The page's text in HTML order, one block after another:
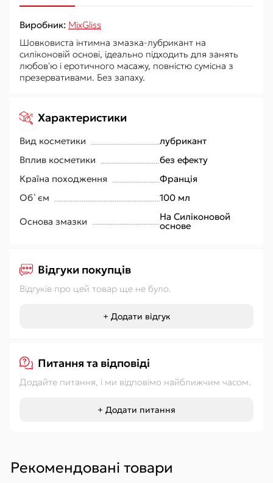
Виробник: MixGliss
Шовковиста інтимна змазка-лубрикант на
силіконовій основі, ідеально підходить для занять
любов'ю і еротичного масажу, повністю сумісна з
презервативами. Без запаху.
Характеристики
Вид косметики
лубрикант
Вплив косметики
без ефекту
Країна походження
Франція
Об`єм
100 мл
Основа змазки На Силіконовой
основе
Відгуки покупців
Відгуків про цей товар ще не було.
+ Додати відгук
Питання та відповіді
Додайте питання, і ми відповімо найближчим часом.
+ Додати питання
Рекомендовані товари